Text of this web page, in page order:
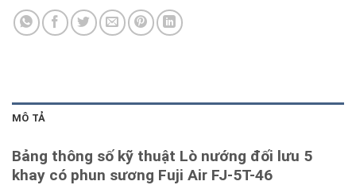
MÔ TẢ
Bảng thông số kỹ thuật Lò nướng đối lưu 5
khay có phun sương Fuji Air FJ-5T-46